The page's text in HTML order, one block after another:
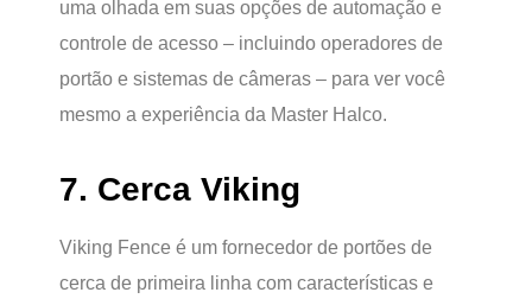
uma olhada em suas opções de automação e
controle de acesso – incluindo operadores de
portão e sistemas de câmeras – para ver você
mesmo a experiência da Master Halco.
7. Cerca Viking
Viking Fence é um fornecedor de portões de
cerca de primeira linha com características e